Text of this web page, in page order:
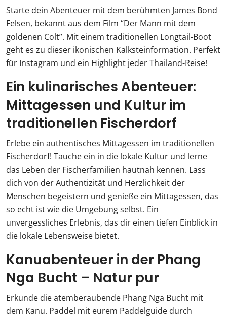
Starte dein Abenteuer mit dem berühmten James Bond
Felsen, bekannt aus dem Film “Der Mann mit dem
goldenen Colt”. Mit einem traditionellen Longtail-Boot
geht es zu dieser ikonischen Kalksteinformation. Perfekt
für Instagram und ein Highlight jeder Thailand-Reise!
Ein kulinarisches Abenteuer:
Mittagessen und Kultur im
traditionellen Fischerdorf
Erlebe ein authentisches Mittagessen im traditionellen
Fischerdorf! Tauche ein in die lokale Kultur und lerne
das Leben der Fischerfamilien hautnah kennen. Lass
dich von der Authentizität und Herzlichkeit der
Menschen begeistern und genieße ein Mittagessen, das
so echt ist wie die Umgebung selbst. Ein
unvergessliches Erlebnis, das dir einen tiefen Einblick in
die lokale Lebensweise bietet.
Kanuabenteuer in der Phang
Nga Bucht – Natur pur
Erkunde die atemberaubende Phang Nga Bucht mit
dem Kanu. Paddel mit eurem Paddelguide durch